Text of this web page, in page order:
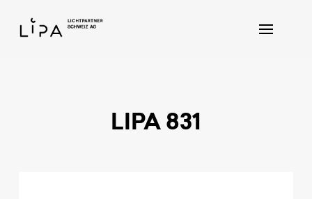
LIPA 831